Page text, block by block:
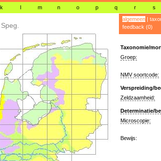
k l m n o p q r s
algemeen|
feedback (0)
Taxonomie/
Groep:
NMV soortcode:
Verspreiding/
Zeldzaamheid:
Determinatie/
Microscopie:
Bewijs: